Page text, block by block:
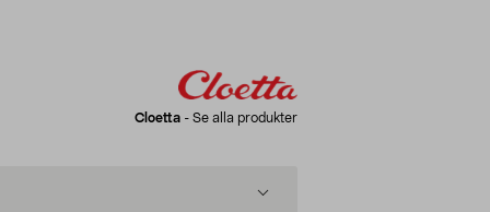
Cloetta - Se alla produkter